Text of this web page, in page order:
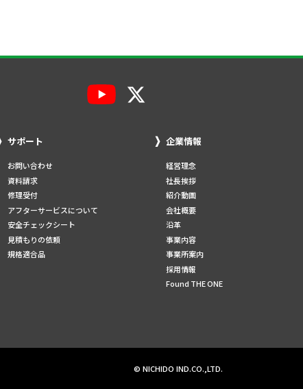
サポート
お問い合わせ
資料請求
修理受付
アフターサービスについて
安全チェックシート
見積もりの依頼
規格適合品
企業情報
経営理念
社長挨拶
紹介動画
会社概要
沿革
事業内容
事業所案内
採用情報
Found THE ONE
© NICHIDO IND.CO.,LTD.